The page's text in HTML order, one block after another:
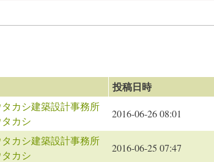
投稿日時
カシ建築設計事務所
カシ
2016-06-26 08:01
カシ建築設計事務所
カシ
2016-06-25 07:47